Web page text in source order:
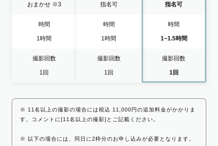
おまかせ ※3
時間
1時間
撮影回数
1回
指名可
時間
1時間
撮影回数
1回
指名可
時間
1~1.5時間
撮影回数
1回
※ 11名以上の撮影の場合には税込 11,000円の追加料金がかかりま
す。コメントに[11名以上の撮影]とご記載ください。
※ 以下の場合には、同日に2枠分のお申し込みが必要となります。